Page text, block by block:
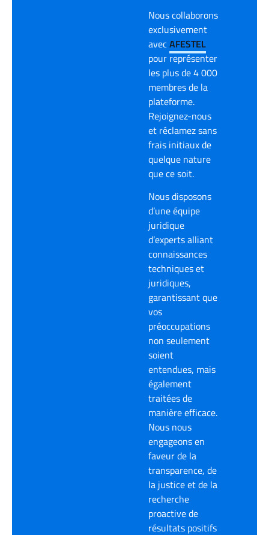
Nous collaborons
exclusivement
avecAFESTEL
pour représenter
les plus de 4 000
membres de la
plateforme.
Rejoignez-nous
et réclamez sans
frais initiaux de
quelque nature
que ce soit.
Nous disposons
d’une équipe
juridique
d’experts alliant
connaissances
techniques et
juridiques,
garantissant que
vos
préoccupations
non seulement
soient
entendues, mais
également
traitées de
manière efficace.
Nous nous
engageons en
faveur de la
transparence, de
la justice et de la
recherche
proactive de
résultats positifs